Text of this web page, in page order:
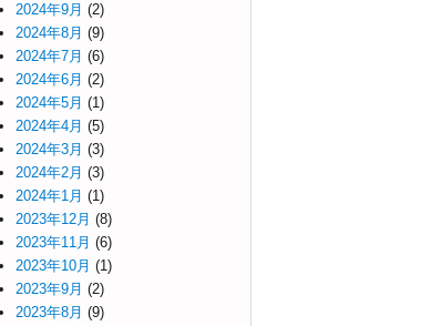
2024年9月 (2)
2024年8月 (9)
2024年7月 (6)
2024年6月 (2)
2024年5月 (1)
2024年4月 (5)
2024年3月 (3)
2024年2月 (3)
2024年1月 (1)
2023年12月 (8)
2023年11月 (6)
2023年10月 (1)
2023年9月 (2)
2023年8月 (9)